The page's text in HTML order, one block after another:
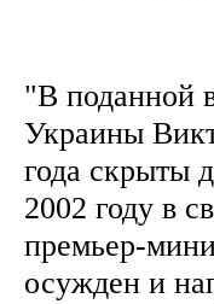
"В поданной
Украины
года скрыты
2002 году в
премьер-
осужден и